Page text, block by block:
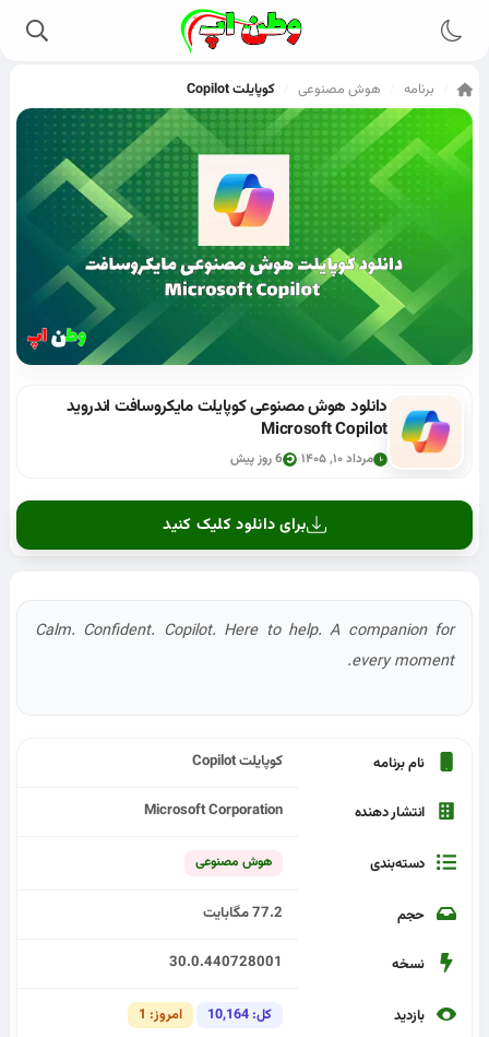
برنامه هوش مصنوعی کوپایلت​​ Copilot
دانلود هوش مصنوعی کوپایلت مایکروسافت اندروید
Microsoft Copilot
مرداد ۱۰, ۱۴۰۵ 6 روز پیش
برای دانلود کلیک کنید
Calm. Confident. Copilot. Here to help. A companion for
every moment.
نام برنامه کوپایلت​​ Copilot
انتشار دهنده Microsoft Corporation
دسته‌بندی هوش مصنوعی
حجم 77.2 مگابایت
نسخه 30.0.440728001
بازدید کل: 10,164 امروز: 1